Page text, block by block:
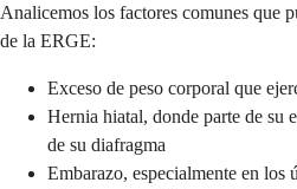
Analicemos los factores comunes que
de la ERGE:
Exceso de peso corporal que
Hernia hiatal, donde parte de su
de su diafragma
Embarazo, especialmente en los